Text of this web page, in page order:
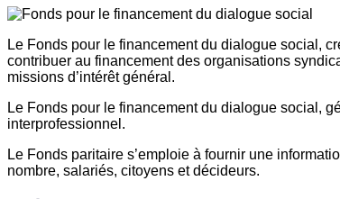
Le Fonds pour le financement du dialogue social,
contribuer au financement des organisations
missions d’intérêt général.
Le Fonds pour le financement du dialogue social,
interprofessionnel.
Le Fonds paritaire s’emploie à fournir une
nombre, salariés, citoyens et décideurs.